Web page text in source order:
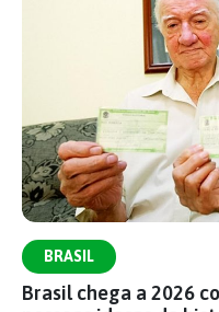
BRASIL
Brasil chega a 2026